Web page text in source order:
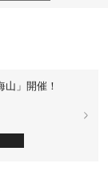
山」開催！